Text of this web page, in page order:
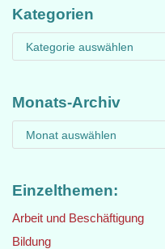
Kategorien
Monats-Archiv
Einzelthemen:
Arbeit und Beschäftigung
Bildung